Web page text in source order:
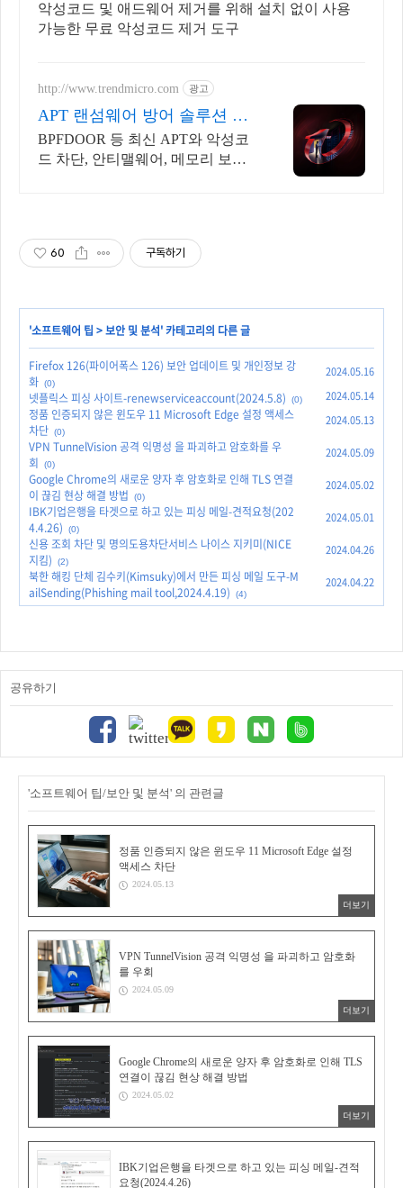
악성코드 및 애드웨어 제거를 위해 설치 없이 사용
가능한 무료 악성코드 제거 도구
http://www.trendmicro.com 광고
APT 랜섬웨어 방어 솔루션 성
능과 안정성이 검증된 벤더
BPFDOOR 등 최신 APT와 악성코
드 차단, 안티맬웨어, 메모리 보호
60 구독하기
'소프트웨어 팁 >보안 및 분석' 카테고리의 다른 글
Firefox 126(파이어폭스 126) 보안 업데이트 및 개인정보 강
화 (0)
2024.05.16
넷플릭스 피싱 사이트-renewserviceaccount(2024.5.8) (0) 2024.05.14
정품 인증되지 않은 윈도우 11 Microsoft Edge 설정 액세스
차단 (0)
2024.05.13
VPN TunnelVision 공격 익명성 을 파괴하고 암호화를 우
회
(0)
2024.05.09
Google Chrome의 새로운 양자 후 암호화로 인해 TLS 연결
이 끊김 현상 해결 방법
(0)
2024.05.02
IBK기업은행을 타겟으로 하고 있는 피싱 메일-견적요청(202
4.4.26)
(0)
2024.05.01
신용 조회 차단 및 명의도용차단서비스 나이스 지키미(NICE
지킴)
(2)
2024.04.26
북한 해킹 단체 김수키(Kimsuky)에서 만든 피싱 메일 도구-M
ailSending(Phishing mail tool,2024.4.19)
(4)
2024.04.22
공유하기
'소프트웨어 팁/보안 및 분석' 의 관련글
정품 인증되지 않은 윈도우 11 Microsoft Edge 설정
액세스 차단
2024.05.13
더보기
VPN TunnelVision 공격 익명성 을 파괴하고 암호화
를 우회
2024.05.09
더보기
Google Chrome의 새로운 양자 후 암호화로 인해 TLS
연결이 끊김 현상 해결 방법
2024.05.02
더보기
IBK기업은행을 타겟으로 하고 있는 피싱 메일-견적
요청(2024.4.26)